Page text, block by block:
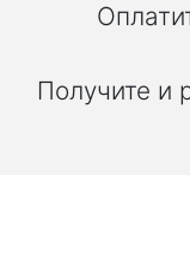
Получите и